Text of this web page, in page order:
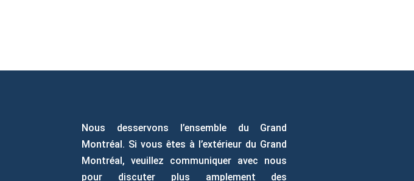
Nous desservons l’ensemble du Grand
Montréal. Si vous êtes à l’extérieur du Grand
Montréal, veuillez communiquer avec nous
pour discuter plus amplement des